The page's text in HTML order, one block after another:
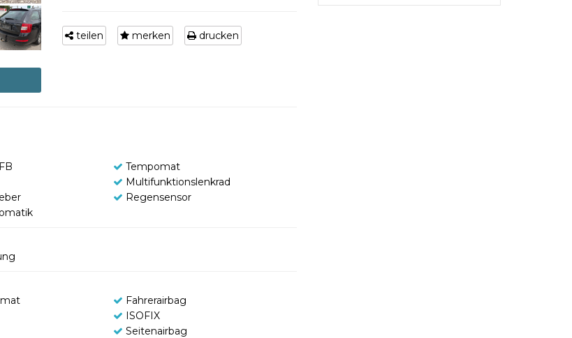
teilen merken drucken
Tempomat
Multifunktionslenkrad
Regensensor
Fahrerairbag
ISOFIX
Seitenairbag